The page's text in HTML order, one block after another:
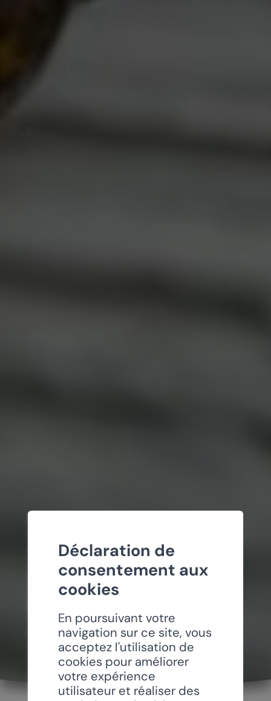
Déclaration de
consentement aux
cookies
En poursuivant votre
navigation sur ce site, vous
acceptez l'utilisation de
cookies pour améliorer
votre expérience
utilisateur et réaliser des